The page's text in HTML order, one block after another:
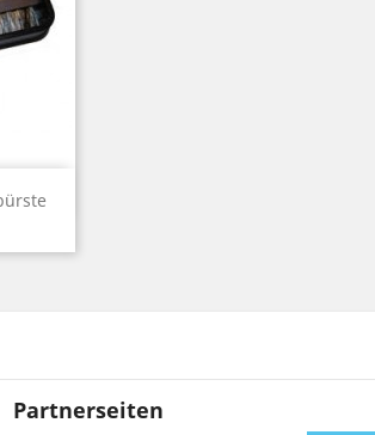
Partnerseiten